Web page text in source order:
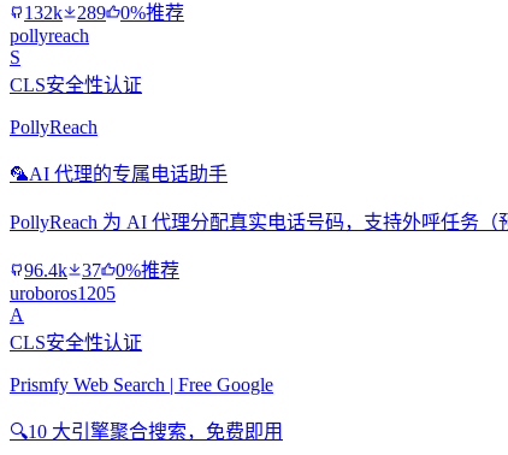
132k 289
0%推荐
pollyreach
S
CLS安全性认证
PollyReach
🦜AI 代理的专属电话助手
PollyReach 为 AI 代理分配真实电话号码，支持外呼任务
96.4k 37
0%推荐
uroboros1205
A
CLS安全性认证
Prismfy Web Search | Free Google
🔍10 大引擎聚合搜索，免费即用